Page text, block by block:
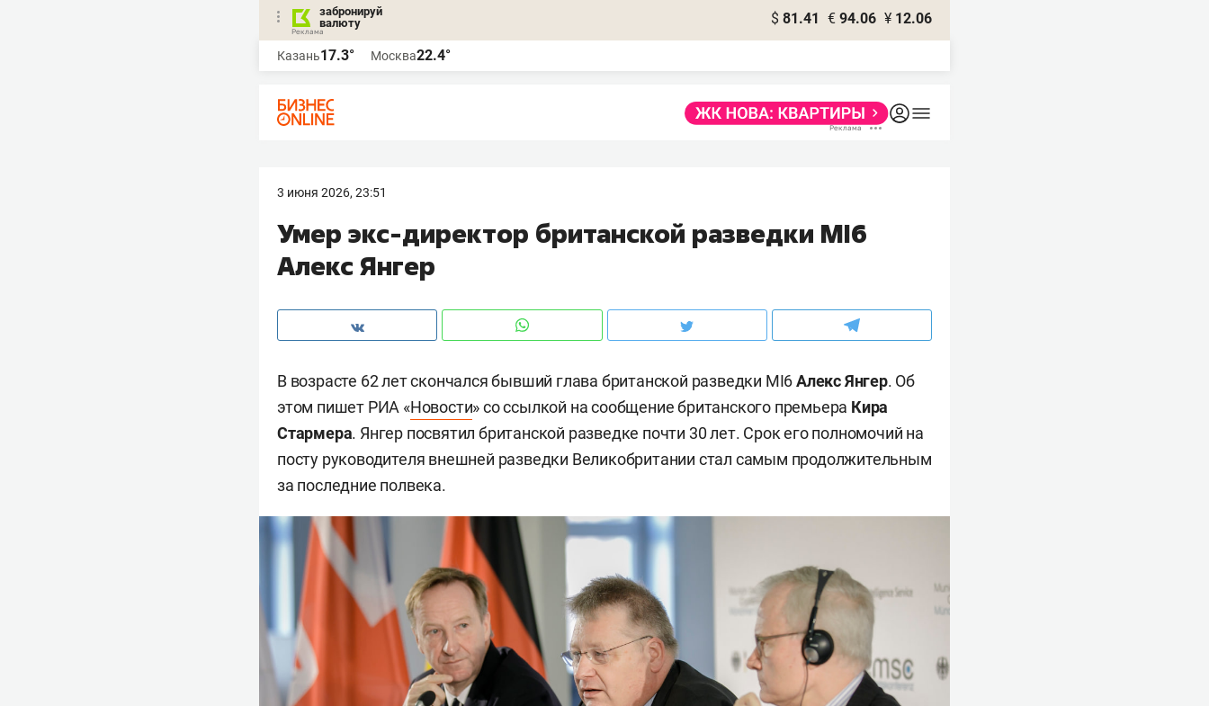
забронируй
валюту
$ 81.41 € 94.06 ¥ 12.06
Казань17.3° Москва22.4°
3 июня 2026, 23:51
Умер экс-директор британской разведки MI6
Алекс Янгер
В возрасте 62 лет скончался бывший глава британской разведки MI6Алекс Янгер. Об
этом пишет РИА «Новости» со ссылкой на сообщение британского премьера Кира
Стармера. Янгер посвятил британской разведке почти 30 лет. Срок его полномочий на
посту руководителя внешней разведки Великобритании стал самым продолжительным
за последние полвека.